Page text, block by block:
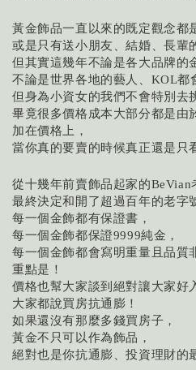
黃金飾品一直以來的既定觀念都
或是只有送小朋友、結婚、長輩
但其實這幾年不論是各大品牌的
不論是世界各地的藝人、
KOL都
但身為小資女的我們不會特別去
畢竟很多價格成本大部分都是由
加在價格上，
當你真的要賣的時候真正還是只
從十幾年前賣飾品起家的BeVian
最終決定和開了超過百年的老字
每一個金飾都有保證書，
每一個金飾都保證9999純金，
每一個金飾都會寫明重量且品質
重點是！
價格也幫大家談到絕對讓大家好
大家都說買房抗通膨！
如果還沒有那麼多錢買房子，
黃金不只可以作為飾品，
絕對也是你抗通膨、投資理財的